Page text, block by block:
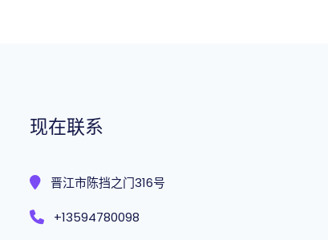
现在联系
晋江市陈挡之门316号
+13594780098